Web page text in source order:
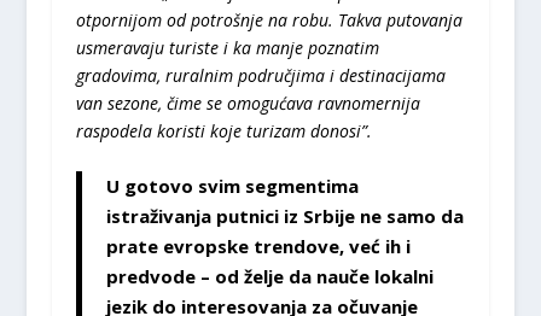
otpornijom od potrošnje na robu. Takva putovanja
usmeravaju turiste i ka manje poznatim
gradovima, ruralnim područjima i destinacijama
van sezone, čime se omogućava ravnomernija
raspodela koristi koje turizam donosi”.
U gotovo svim segmentima
istraživanja putnici iz Srbije ne samo da
prate evropske trendove, već ih i
predvode – od želje da nauče lokalni
jezik do interesovanja za očuvanje